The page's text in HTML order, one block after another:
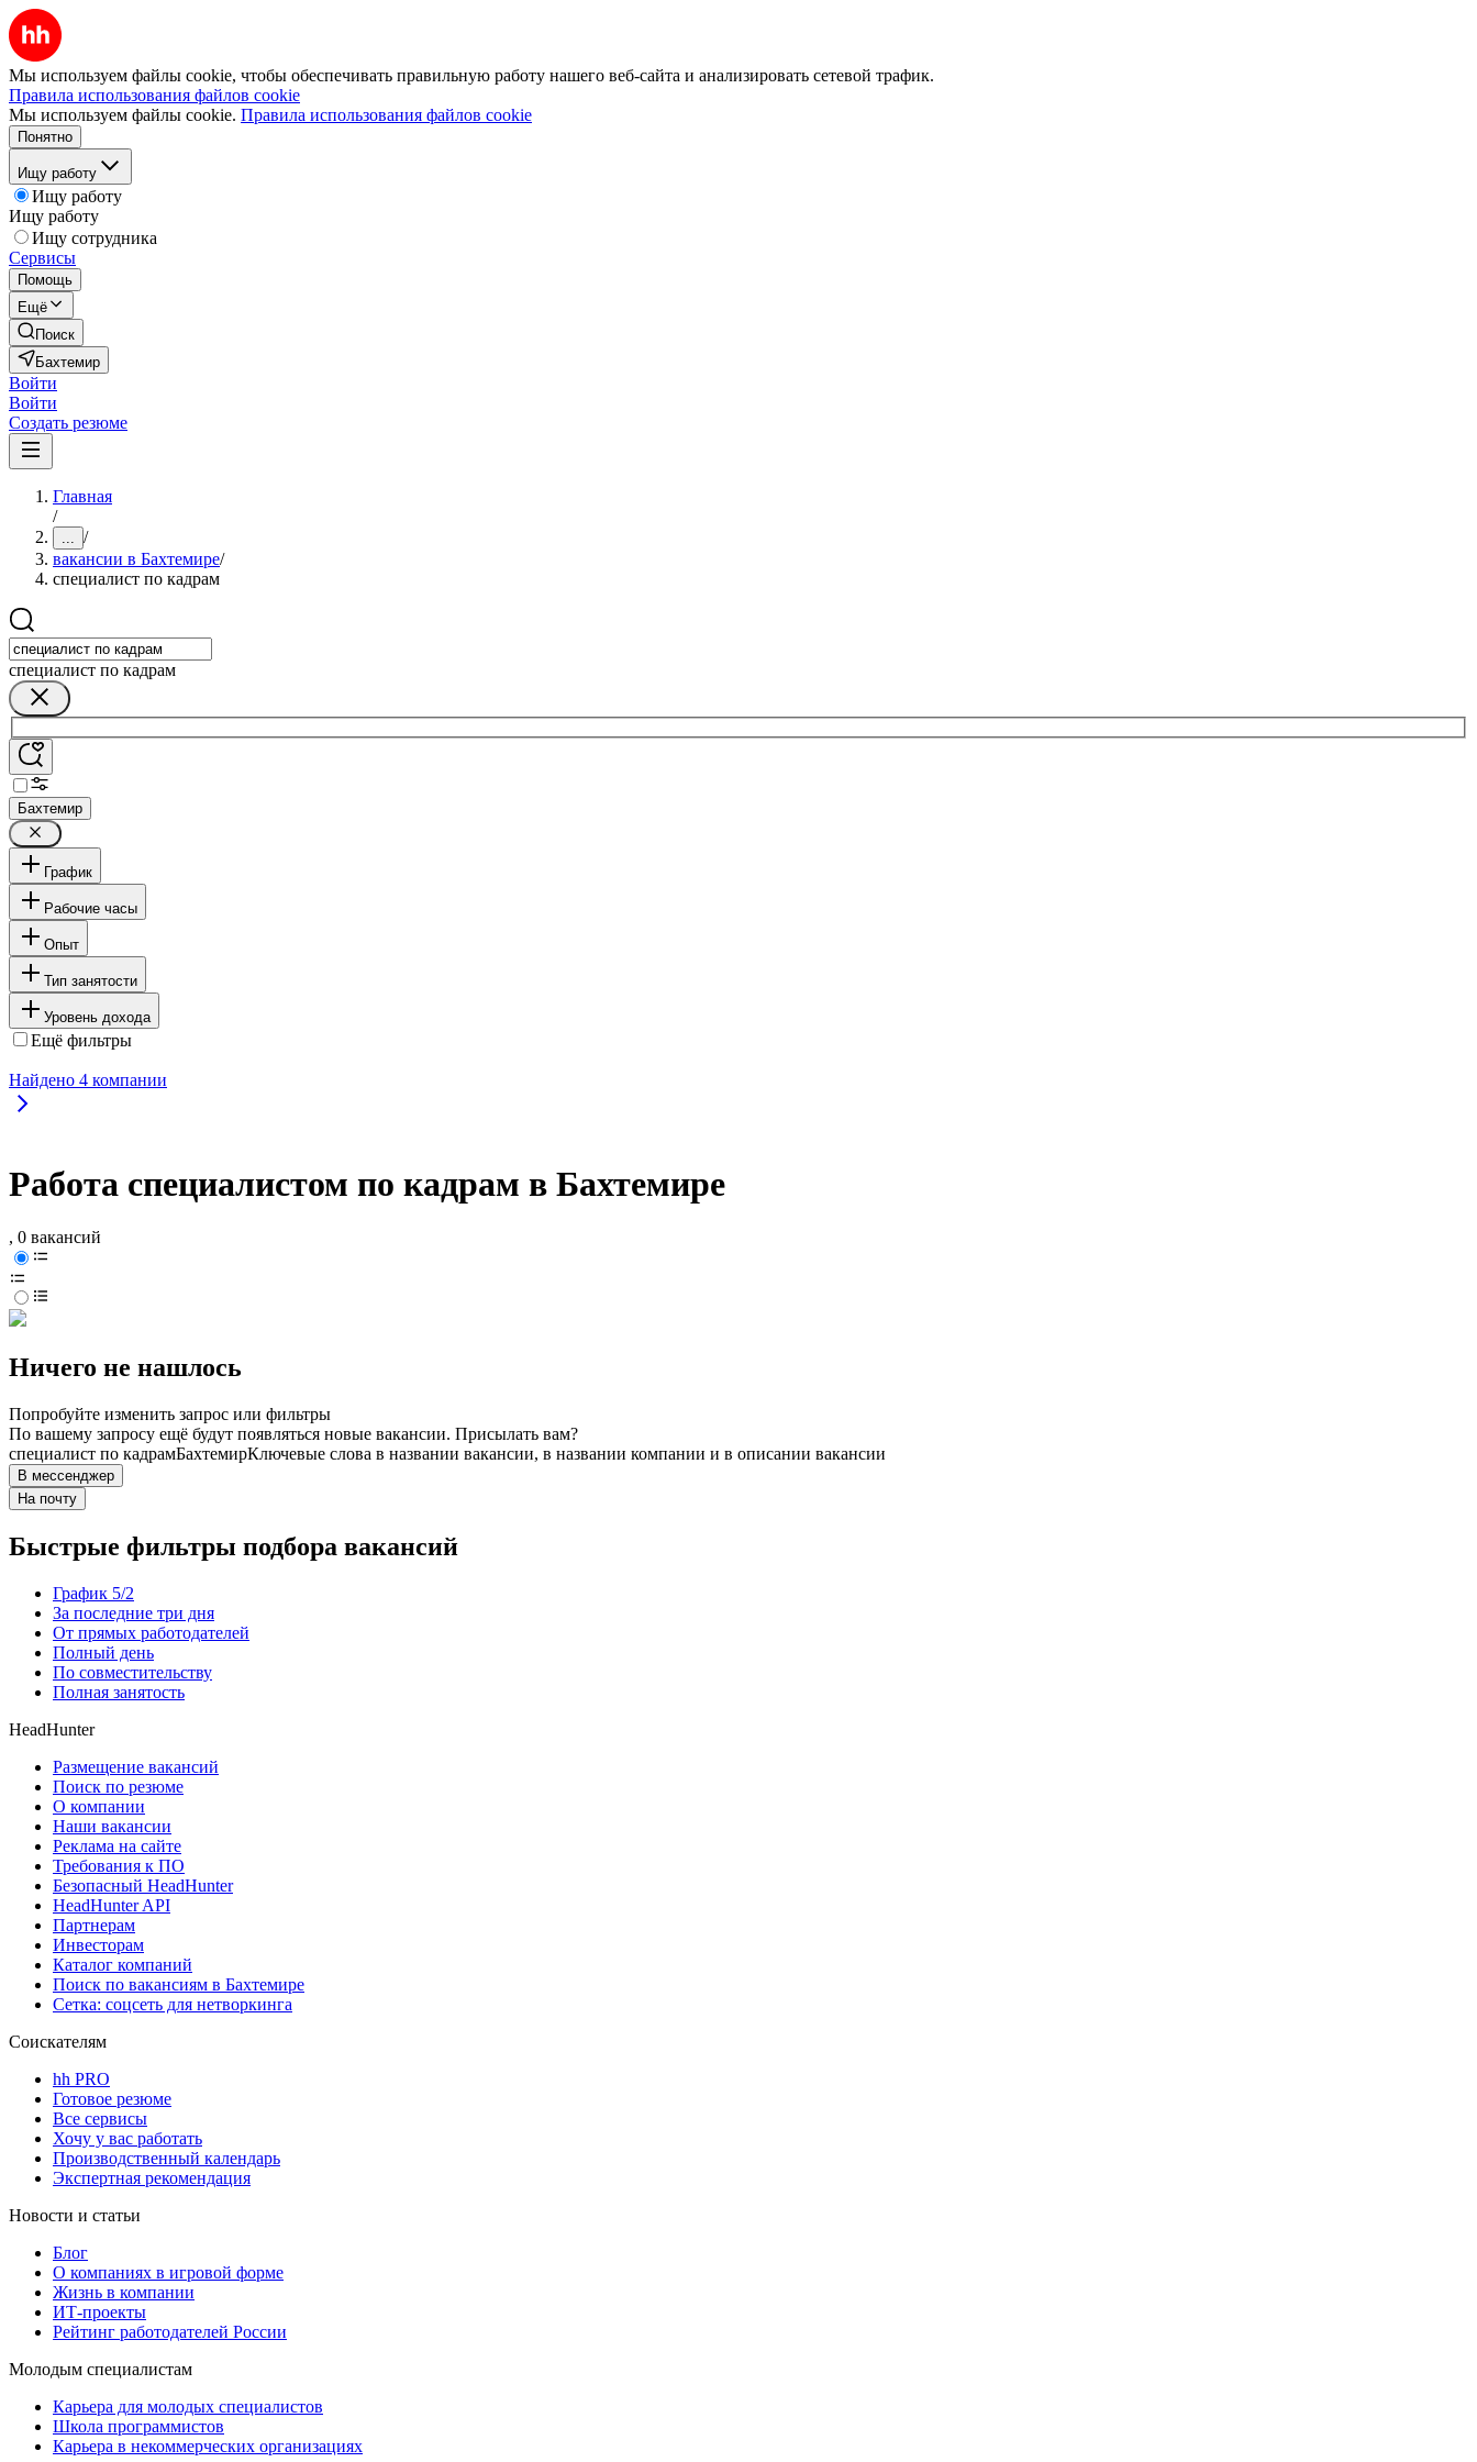
Мы используем файлы cookie, чтобы обеспечивать правильную работу нашего веб-сайта и анализировать сетевой трафик.
Правила использования файлов cookie
Мы используем файлы cookie. Правила использования файлов cookie
Понятно
Ищу работу
Ищу работу
Ищу работу
Ищу сотрудника
Сервисы
Помощь
Ещё
Поиск
Бахтемир
Войти
Войти
Создать резюме
Главная
/
... /
вакансии в Бахтемире/
специалист по кадрам
специалист по кадрам
Бахтемир
График
Рабочие часы
Опыт
Тип занятости
Уровень дохода
Ещё фильтры
Найдено 4 компании
Работа специалистом по кадрам в Бахтемире
, 0 вакансий
Ничего не нашлось
Попробуйте изменить запрос или фильтры
По вашему запросу ещё будут появляться новые вакансии. Присылать вам?
специалист по кадрамБахтемирКлючевые слова в названии вакансии, в названии компании и в описании вакансии
В мессенджер
На почту
Быстрые фильтры подбора вакансий
График 5/2
За последние три дня
От прямых работодателей
Полный день
По совместительству
Полная занятость
HeadHunter
Размещение вакансий
Поиск по резюме
О компании
Наши вакансии
Реклама на сайте
Требования к ПО
Безопасный HeadHunter
HeadHunter API
Партнерам
Инвесторам
Каталог компаний
Поиск по вакансиям в Бахтемире
Сетка: соцсеть для нетворкинга
Соискателям
hh PRO
Готовое резюме
Все сервисы
Хочу у вас работать
Производственный календарь
Экспертная рекомендация
Новости и статьи
Блог
О компаниях в игровой форме
Жизнь в компании
ИТ-проекты
Рейтинг работодателей России
Молодым специалистам
Карьера для молодых специалистов
Школа программистов
Карьера в некоммерческих организациях